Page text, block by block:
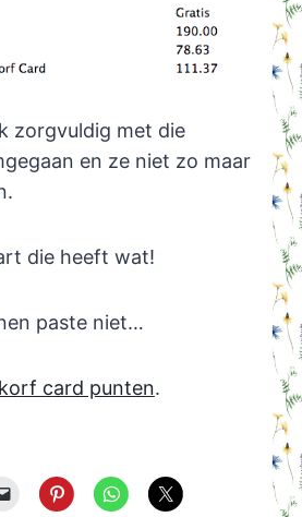
zorgvuldig met die
en ze niet zo maar
die heeft wat!
paste niet…
card punten.